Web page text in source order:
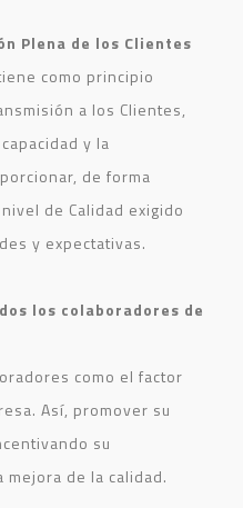
Plena de los Clientes
como principio
a los Clientes,
y la
de forma
de Calidad exigido
y expectativas.
los colaboradores de
como el factor
Así, promover su
su
mejora de la calidad.